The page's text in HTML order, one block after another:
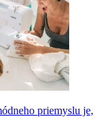
priemyslu je,